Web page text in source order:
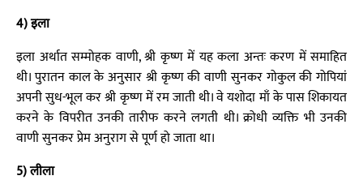
4) इला
इला अर्थात सम्मोहक वाणी, श्री कृष्ण में यह कला अन्तः करण में समाहित
थी। पुरातन काल के अनुसार श्री कृष्ण की वाणी सुनकर गोकुल की गोपियां
अपनी सुध-भूल कर श्री कृष्ण में रम जाती थी। वे यशोदा माँ के पास शिकायत
करने के विपरीत उनकी तारीफ करने लगती थी। क्रोधी व्यक्ति भी उनकी
वाणी सुनकर प्रेम अनुराग से पूर्ण हो जाता था।
5) लीला